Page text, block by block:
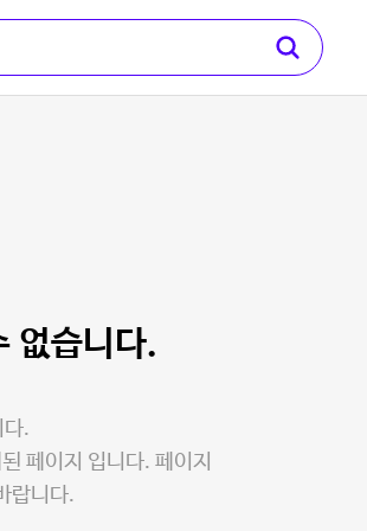
없습니다.
다.
페이지 입니다. 페이지
랍니다.